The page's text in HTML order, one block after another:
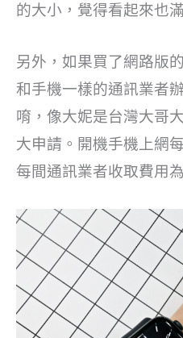
的大小，覺得看起來也
另外，如果買了網路版
和手機一樣的通訊業者
唷，像大妮是台灣大哥
大申請。開機手機上網
每間通訊業者收取費用